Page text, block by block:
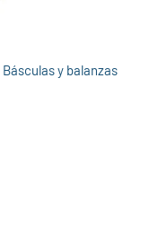
Básculas y balanzas